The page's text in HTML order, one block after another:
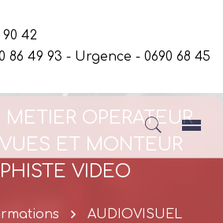
42
86 49 93 - Urgence - 0690 68 45
METIER OPERATEUR
ET MONTEUR
VIDEO
AUDIOVISUEL